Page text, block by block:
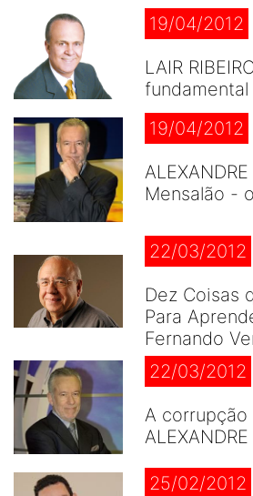
19/04/2012
LAIR
fundamental
19/04/2012
Mensalão -
22/03/2012
Dez Coisas
Para
Fernando
22/03/2012
A
25/02/2012